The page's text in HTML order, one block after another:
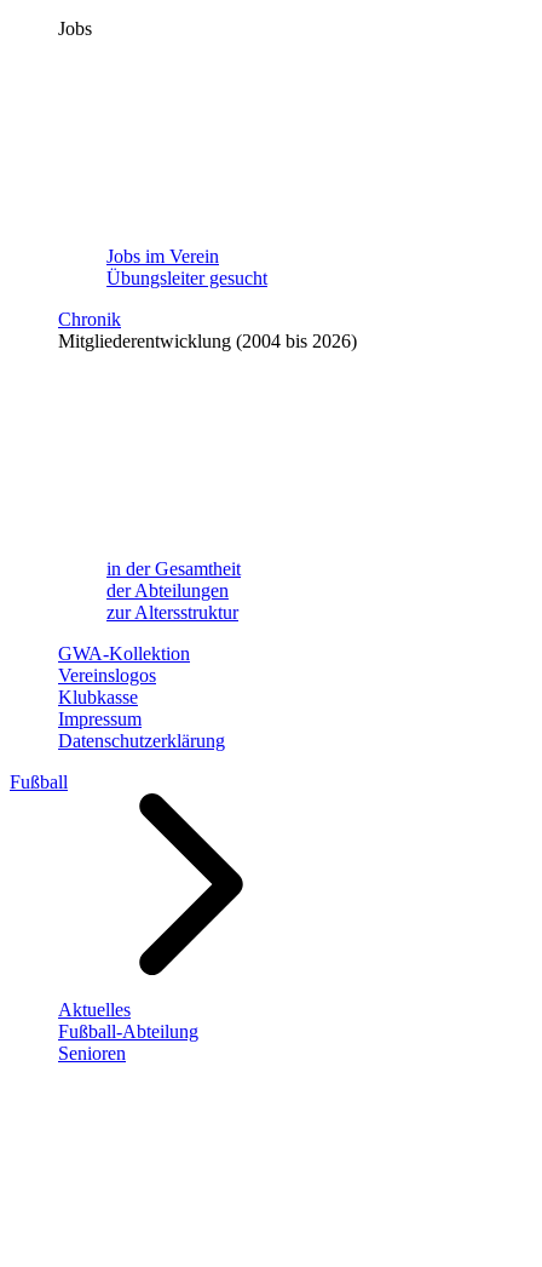
Jobs
Jobs im Verein
Übungsleiter gesucht
Chronik
Mitgliederentwicklung (2004 bis 2026)
in der Gesamtheit
der Abteilungen
zur Altersstruktur
GWA-Kollektion
Vereinslogos
Klubkasse
Impressum
Datenschutzerklärung
Fußball
Aktuelles
Fußball-Abteilung
Senioren